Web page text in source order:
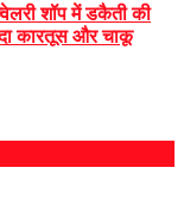
शॉप में डकैती की
कारतूस और चाकू